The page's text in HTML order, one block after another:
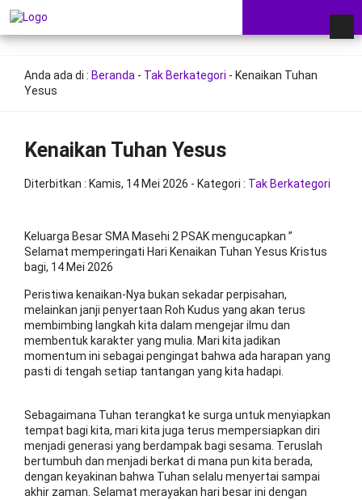
Anda ada di : Beranda - Tak Berkategori - Kenaikan Tuhan
Yesus
Kenaikan Tuhan Yesus
Diterbitkan : Kamis, 14 Mei 2026 - Kategori : Tak Berkategori
Keluarga Besar SMA Masehi 2 PSAK mengucapkan ”
Selamat memperingati Hari Kenaikan Tuhan Yesus Kristus
bagi, 14 Mei 2026
Peristiwa kenaikan-Nya bukan sekadar perpisahan,
melainkan janji penyertaan Roh Kudus yang akan terus
membimbing langkah kita dalam mengejar ilmu dan
membentuk karakter yang mulia. Mari kita jadikan
momentum ini sebagai pengingat bahwa ada harapan yang
pasti di tengah setiap tantangan yang kita hadapi.
Sebagaimana Tuhan terangkat ke surga untuk menyiapkan
tempat bagi kita, mari kita juga terus mempersiapkan diri
menjadi generasi yang berdampak bagi sesama. Teruslah
bertumbuh dan menjadi berkat di mana pun kita berada,
dengan keyakinan bahwa Tuhan selalu menyertai sampai
akhir zaman. Selamat merayakan hari besar ini dengan